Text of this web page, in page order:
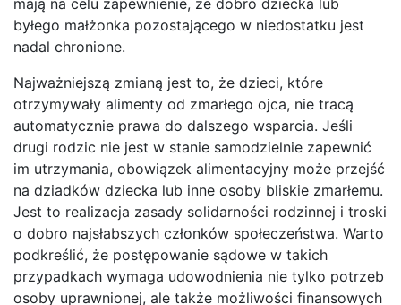
byłego małżonka pozostającego w niedostatku jest
nadal chronione.
Najważniejszą zmianą jest to, że dzieci, które
otrzymywały alimenty od zmarłego ojca, nie tracą
automatycznie prawa do dalszego wsparcia. Jeśli
drugi rodzic nie jest w stanie samodzielnie zapewnić
im utrzymania, obowiązek alimentacyjny może przejść
na dziadków dziecka lub inne osoby bliskie zmarłemu.
Jest to realizacja zasady solidarności rodzinnej i troski
o dobro najsłabszych członków społeczeństwa. Warto
podkreślić, że postępowanie sądowe w takich
przypadkach wymaga udowodnienia nie tylko potrzeb
osoby uprawnionej, ale także możliwości finansowych